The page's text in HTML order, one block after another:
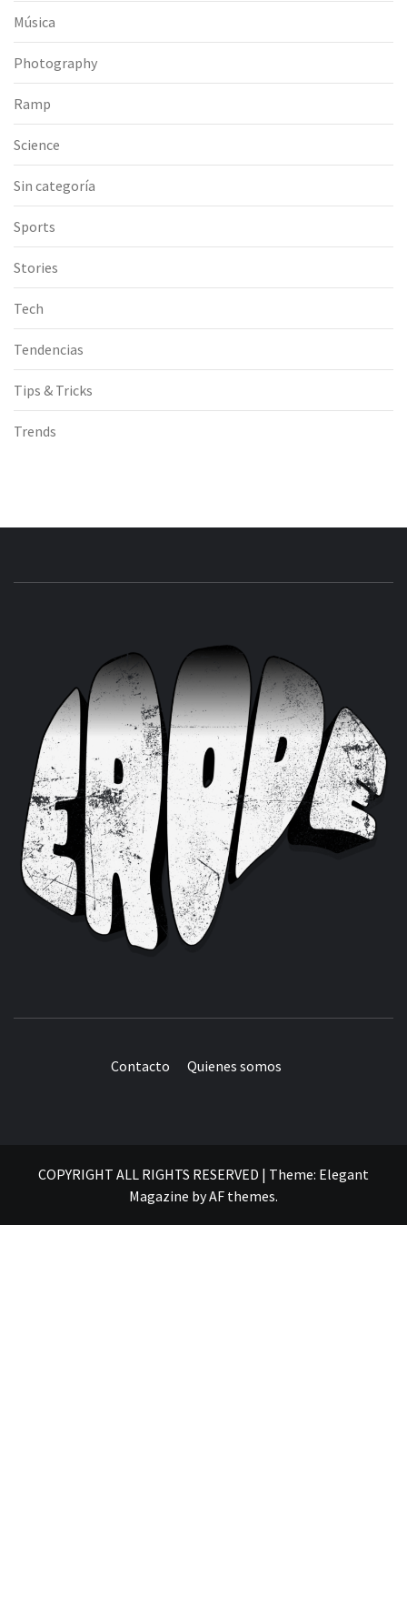
Música
Photography
Ramp
Science
Sin categoría
Sports
Stories
Tech
Tendencias
Tips & Tricks
Trends
Contacto Quienes somos
COPYRIGHT ALL RIGHTS RESERVED | Theme: Elegant
Magazine byAF themes.